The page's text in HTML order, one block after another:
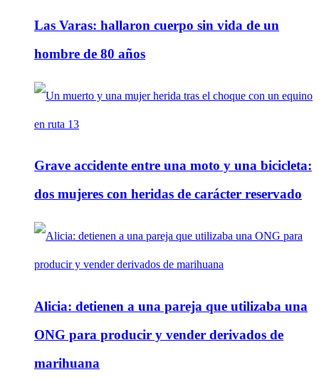
Las Varas: hallaron cuerpo sin vida de un
hombre de 80 años
Grave accidente entre una moto y una bicicleta:
dos mujeres con heridas de carácter reservado
Alicia: detienen a una pareja que utilizaba una
ONG para producir y vender derivados de
marihuana